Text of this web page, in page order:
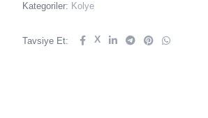
Kategoriler: Kolye
Tavsiye Et: X